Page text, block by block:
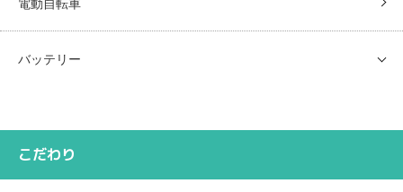
バッテリー
こだわり